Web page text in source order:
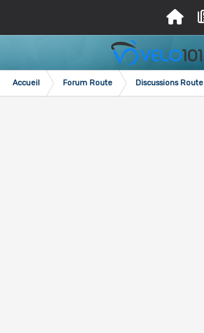
Accueil Forum Route Discussions Route